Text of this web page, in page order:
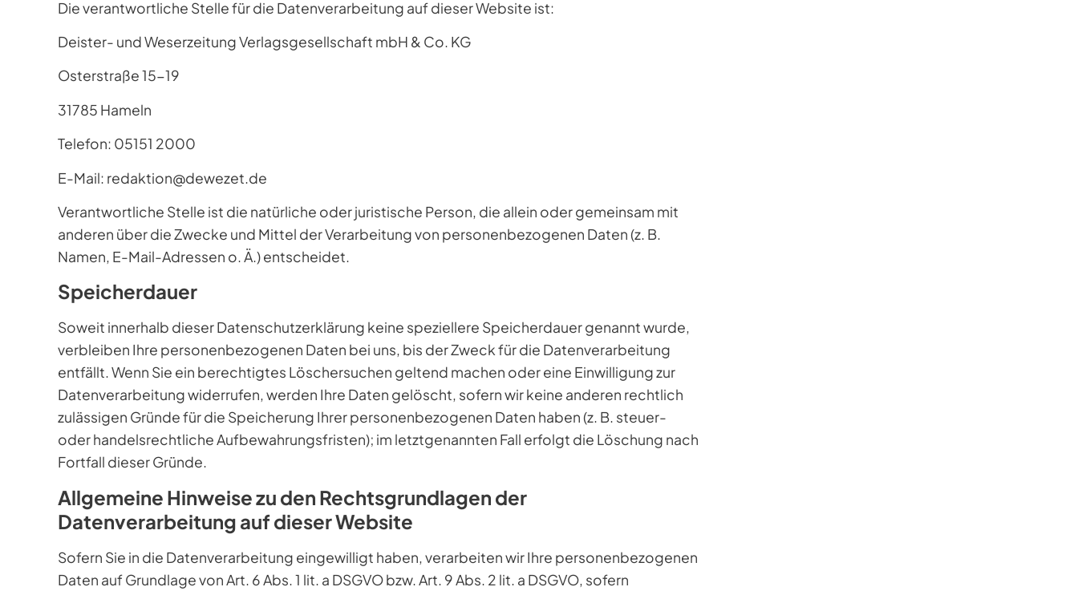
Die verantwortliche Stelle für die Datenverarbeitung auf dieser Website ist:
Deister- und Weserzeitung Verlagsgesellschaft mbH & Co. KG
Osterstraße 15-19
31785 Hameln
Telefon: 05151 2000
E-Mail: redaktion@dewezet.de
Verantwortliche Stelle ist die natürliche oder juristische Person, die allein oder gemeinsam mit
anderen über die Zwecke und Mittel der Verarbeitung von personenbezogenen Daten (z. B.
Namen, E-Mail-Adressen o. Ä.) entscheidet.
Speicherdauer
Soweit innerhalb dieser Datenschutzerklärung keine speziellere Speicherdauer genannt wurde,
verbleiben Ihre personenbezogenen Daten bei uns, bis der Zweck für die Datenverarbeitung
entfällt. Wenn Sie ein berechtigtes Löschersuchen geltend machen oder eine Einwilligung zur
Datenverarbeitung widerrufen, werden Ihre Daten gelöscht, sofern wir keine anderen rechtlich
zulässigen Gründe für die Speicherung Ihrer personenbezogenen Daten haben (z. B. steuer-
oder handelsrechtliche Aufbewahrungsfristen); im letztgenannten Fall erfolgt die Löschung nach
Fortfall dieser Gründe.
Allgemeine Hinweise zu den Rechtsgrundlagen der
Datenverarbeitung auf dieser Website
Sofern Sie in die Datenverarbeitung eingewilligt haben, verarbeiten wir Ihre personenbezogenen
Daten auf Grundlage von Art. 6 Abs. 1 lit. a DSGVO bzw. Art. 9 Abs. 2 lit. a DSGVO, sofern